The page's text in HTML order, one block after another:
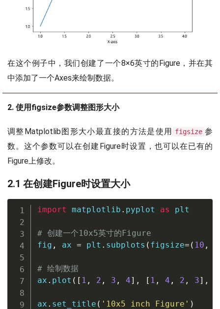
在这个例子中，我们创建了一个8×6英寸的Figure，并在其
中添加了一个Axes来绘制数据。
2. 使用figsize参数调整图形大小
调整Matplotlib图形大小最直接的方法是使用 figsize 参
数。这个参数可以在创建Figure时设置，也可以在已有的
Figure上修改。
2.1 在创建Figure时设置大小
import matplotlib . pyplot as plt
# 创建一个10x5英寸的Figure
fig , ax = plt . subplots ( figsize= ( 10 ,
# 绘制数据
ax . plot ( [ 1 , 2 , 3 , 4] , [ 1 , 4 , 2 , 3] ,
ax . set_title ( '10x5 inch Figure' )